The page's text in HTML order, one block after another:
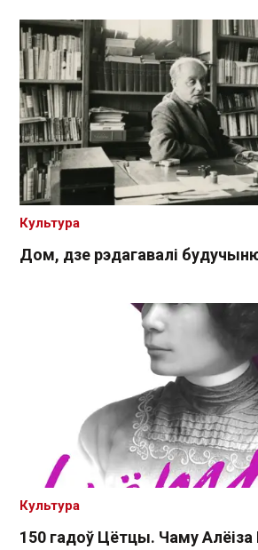
Дом, дзе рэдагавалі
Культура
150 гадоў Цётцы. Чаму Алёіза
Культура